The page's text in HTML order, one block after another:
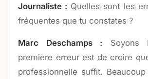
Journaliste : Quelles sont les
fréquentes que tu constates ?
Marc Deschamps : Soyons
première erreur est de croire
professionnelle suffit.